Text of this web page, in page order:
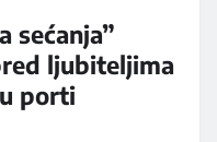
sećanja”
ljubiteljima
porti